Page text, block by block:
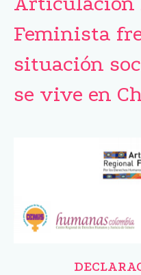
Feminista
situación
se vive en